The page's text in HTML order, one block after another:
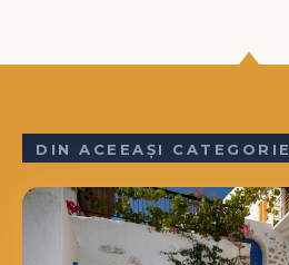
DIN ACEEAȘI CATEGORIE